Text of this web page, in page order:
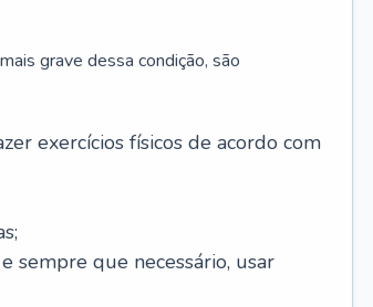
grave dessa condição, são
exercícios físicos de acordo com
sempre que necessário, usar